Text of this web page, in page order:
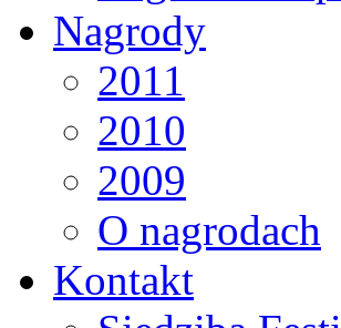
Nagrody
2011
2010
2009
O nagrodach
Kontakt